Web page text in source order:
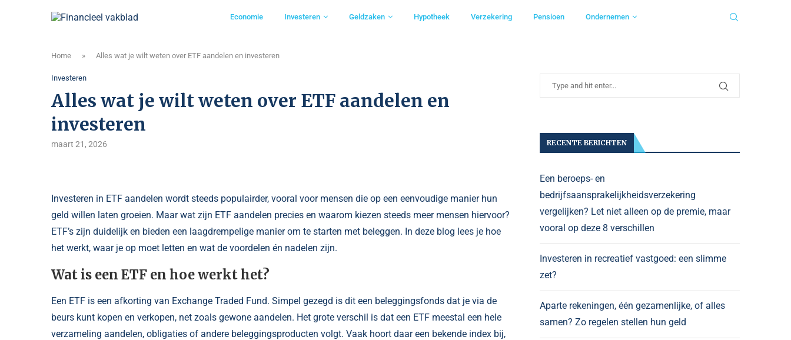
Economie Investeren Geldzaken Hypotheek Verzekering Pensioen Ondernemen
Home » Alles wat je wilt weten over ETF aandelen en investeren
Investeren
Alles wat je wilt weten over ETF aandelen en
investeren
maart 21, 2026
Investeren in ETF aandelen wordt steeds populairder, vooral voor mensen die op een eenvoudige manier hun
geld willen laten groeien. Maar wat zijn ETF aandelen precies en waarom kiezen steeds meer mensen hiervoor?
ETF’s zijn duidelijk en bieden een laagdrempelige manier om te starten met beleggen. In deze blog lees je hoe
het werkt, waar je op moet letten en wat de voordelen én nadelen zijn.
Wat is een ETF en hoe werkt het?
Een ETF is een afkorting van Exchange Traded Fund. Simpel gezegd is dit een beleggingsfonds dat je via de
beurs kunt kopen en verkopen, net zoals gewone aandelen. Het grote verschil is dat een ETF meestal een hele
verzameling aandelen, obligaties of andere beleggingsproducten volgt. Vaak hoort daar een bekende index bij,
RECENTE BERICHTEN
Een beroeps- en
bedrijfsaansprakelijkheidsverzekering
vergelijken? Let niet alleen op de premie, maar
vooral op deze 8 verschillen
Investeren in recreatief vastgoed: een slimme
zet?
Aparte rekeningen, één gezamenlijke, of alles
samen? Zo regelen stellen hun geld